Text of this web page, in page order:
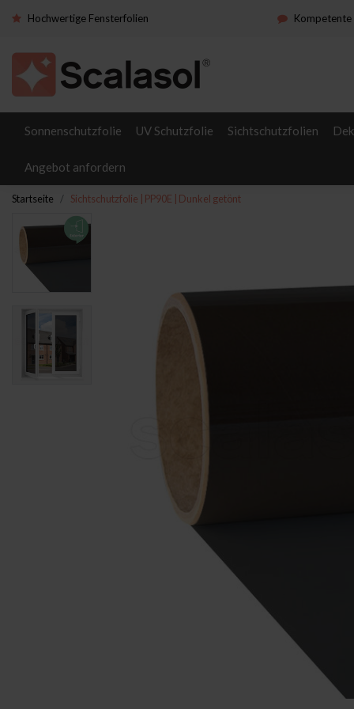
Hochwertige Fensterfolien Kompetente
Sonnenschutzfolie UV Schutzfolie Sichtschutzfolien
Angebot anfordern
Startseite Sichtschutzfolie | PP90E | Dunkel getönt